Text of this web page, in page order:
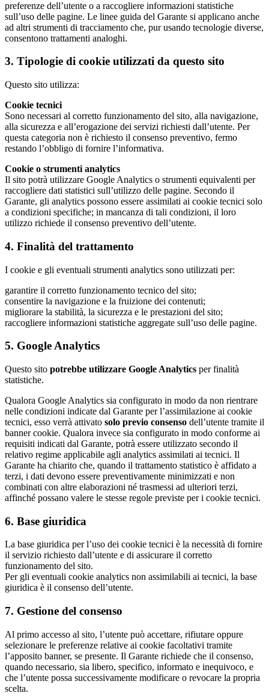
preferenze dell’utente o a raccogliere informazioni statistiche
sull’uso delle pagine. Le linee guida del Garante si applicano anche
ad altri strumenti di tracciamento che, pur usando tecnologie diverse,
consentono trattamenti analoghi.
3. Tipologie di cookie utilizzati da questo sito
Questo sito utilizza:
Cookie tecnici
Sono necessari al corretto funzionamento del sito, alla navigazione,
alla sicurezza e all’erogazione dei servizi richiesti dall’utente. Per
questa categoria non è richiesto il consenso preventivo, fermo
restando l’obbligo di fornire l’informativa.
Cookie o strumenti analytics
Il sito potrà utilizzare Google Analytics o strumenti equivalenti per
raccogliere dati statistici sull’utilizzo delle pagine. Secondo il
Garante, gli analytics possono essere assimilati ai cookie tecnici solo
a condizioni specifiche; in mancanza di tali condizioni, il loro
utilizzo richiede il consenso preventivo dell’utente.
4. Finalità del trattamento
I cookie e gli eventuali strumenti analytics sono utilizzati per:
garantire il corretto funzionamento tecnico del sito;
consentire la navigazione e la fruizione dei contenuti;
migliorare la stabilità, la sicurezza e le prestazioni del sito;
raccogliere informazioni statistiche aggregate sull’uso delle pagine.
5. Google Analytics
Questo sito potrebbe utilizzare Google Analytics per finalità
statistiche.
Qualora Google Analytics sia configurato in modo da non rientrare
nelle condizioni indicate dal Garante per l’assimilazione ai cookie
tecnici, esso verrà attivato solo previo consenso dell’utente tramite il
banner cookie. Qualora invece sia configurato in modo conforme ai
requisiti indicati dal Garante, potrà essere utilizzato secondo il
relativo regime applicabile agli analytics assimilati ai tecnici. Il
Garante ha chiarito che, quando il trattamento statistico è affidato a
terzi, i dati devono essere preventivamente minimizzati e non
combinati con altre elaborazioni né trasmessi ad ulteriori terzi,
affinché possano valere le stesse regole previste per i cookie tecnici.
6. Base giuridica
La base giuridica per l’uso dei cookie tecnici è la necessità di fornire
il servizio richiesto dall’utente e di assicurare il corretto
funzionamento del sito.
Per gli eventuali cookie analytics non assimilabili ai tecnici, la base
giuridica è il consenso dell’utente.
7. Gestione del consenso
Al primo accesso al sito, l’utente può accettare, rifiutare oppure
selezionare le preferenze relative ai cookie facoltativi tramite
l’apposito banner, se presente. Il Garante richiede che il consenso,
quando necessario, sia libero, specifico, informato e inequivoco, e
che l’utente possa successivamente modificare o revocare la propria
scelta.